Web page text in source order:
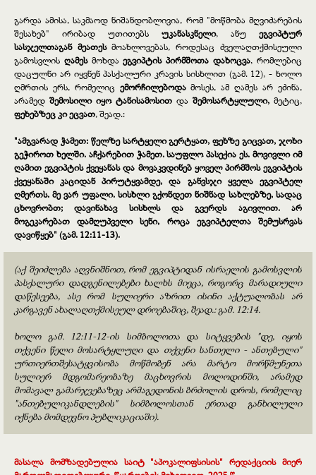
გარდა ამისა, საკმაოდ ნიშანდობლივია, რომ "მოწმობა მღვიძარების
შესახებ" ირიბად უთითებს უკანასკნელი, ანუ ეგვიპტურ
სასჯელთაგან მეათესმოახლოვებას, როდესაც ძველაღთქმისეული
გამოსვლის ღამესმოხდაეგვიპტის პირმშოთა დახოცვა, რომლებიც
დაცულნი არ იყვნენ პასქალური კრავის სისხლით (გამ. 12), - ხოლო
ღმრთის ერს, რომელიც ემორჩილებოდამოსეს, ამ ღამეს არ ეძინა,
არამედ შემოსილი იყო ტანისამოსითდა შემოსარტყლული, მეტიც,
ფეხებზეც კი ეცვათ, შეად.:
"ამგვარად ჭამეთ: წელზე სარტყელი გერტყათ, ფეხზე გიცვათ, ჯოხი
გეჭიროთ ხელში. აჩქარებით ჭამეთ. საუფლო პასექია ეს. მოვივლი იმ
ღამით ეგვიპტის ქვეყანას და მოვაკვდინებ ყოველ პირმშოს ეგვიპტის
ქვეყანაში კაციდან პირუტყვამდე, და განვსჯი ყველა ეგვიპტელ
ღმერთს. მე ვარ უფალი. სისხლი გქონდეთ ნიშნად სახლებზე, სადაც
ცხოვრობთ; დავინახავ სისხლს და გვერდს აგივლით. არ
მოგეკარებათ დამღუპველი სენი, როცა ეგვიპტელთა შემუსრვას
დავიწყებ" (გამ. 12:11-13).
(აქ შეიძლება აღვნიშნოთ, რომ ეგვიპტიდან ისრაელის გამოსვლის
პასქალური დადგენილებები ხალხს მიეცა, როგორც მარადიული
დაწესეება, ასე რომ სულიერი აზრით ისინი აქტუალობას არ
კარგავენ ახალაღთქმისეულ დროებაშიც, შეად.: გამ. 12:14.
ხოლო გამ. 12:11-12-ის სიმბოლოთა და სიტყვების "დე, იყოს
თქვენი წელი მოსარტყლუღი და თქვენი სანთელი - ანთებული"
ურთიერთშესატყვისობა მოწმობენ არა მარტო მორწმუნეთა
სულიერ მდგომარეობაზე მაცხოვრის მოლოდინში, არამედ
მომავალ გამარჯვებაზეც არმაგედონის ბრძოლის დროს, რომელიც
"ანთებულიკანდლების" სიმბოლოსთან ერთად განხილული
იქნება მომდევნო პუბლიკაციაში).
მასალა მომზადებულია საიტ "აპოკალიფსისის" რედაქციის მიერ